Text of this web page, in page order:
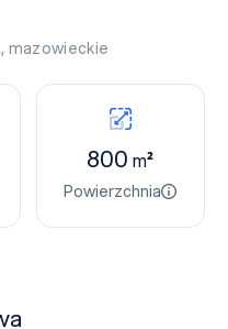
, mazowieckie
800m²
Powierzchnia